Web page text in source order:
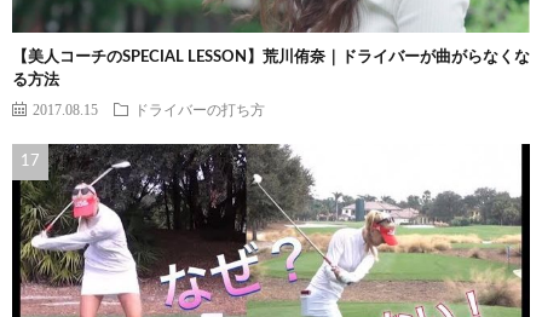
【美人コーチのSPECIAL LESSON】荒川侑奈｜ドライバーが曲がらなくな
る方法
2017.08.15 ドライバーの打ち方